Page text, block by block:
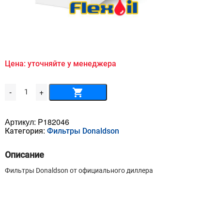
Цена: уточняйте у менеджера
- Количество
товара
Воздушный
DONALDSON
-
P
+
Артикул: P182046
Категория: Фильтры Donaldson
Описание
Фильтры Donaldson от официального диллера